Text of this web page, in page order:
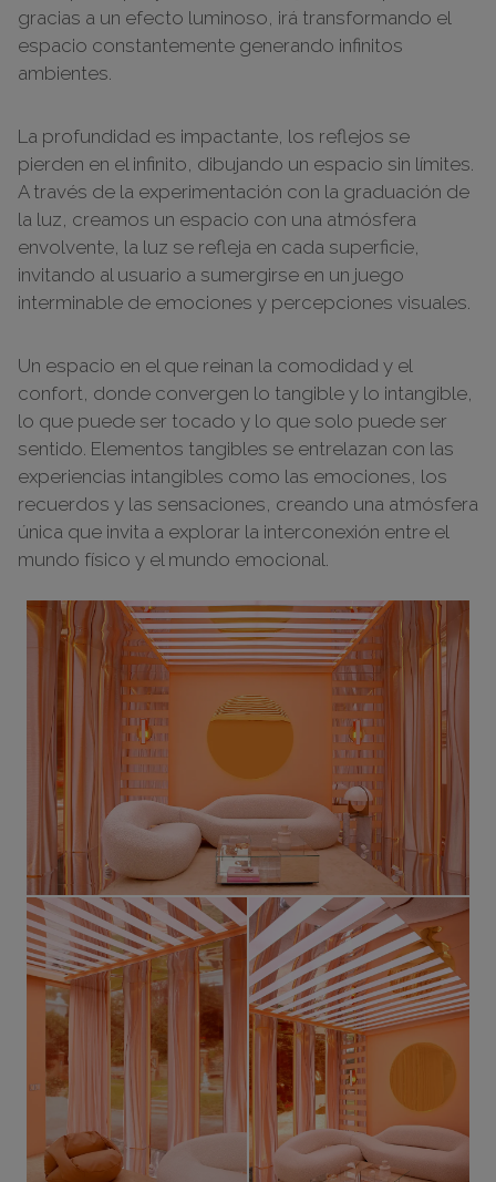
gracias a un efecto luminoso, irá transformando el
espacio constantemente generando infinitos
ambientes.
La profundidad es impactante, los reflejos se
pierden en el infinito, dibujando un espacio sin límites.
A través de la experimentación con la graduación de
la luz, creamos un espacio con una atmósfera
envolvente, la luz se refleja en cada superficie,
invitando al usuario a sumergirse en un juego
interminable de emociones y percepciones visuales.
Un espacio en el que reinan la comodidad y el
confort, donde convergen lo tangible y lo intangible,
lo que puede ser tocado y lo que solo puede ser
sentido. Elementos tangibles se entrelazan con las
experiencias intangibles como las emociones, los
recuerdos y las sensaciones, creando una atmósfera
única que invita a explorar la interconexión entre el
mundo físico y el mundo emocional.